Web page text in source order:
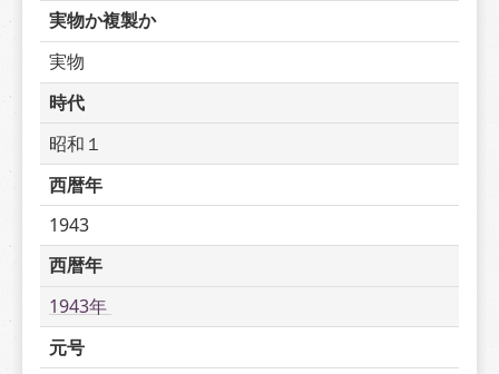
実物か複製か
実物
時代
昭和１
西暦年
1943
西暦年
1943年
元号